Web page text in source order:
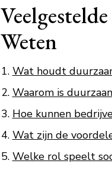
Weten
Wat houdt
Waarom is
Hoe kunnen
Wat zijn de
Welke rol speelt